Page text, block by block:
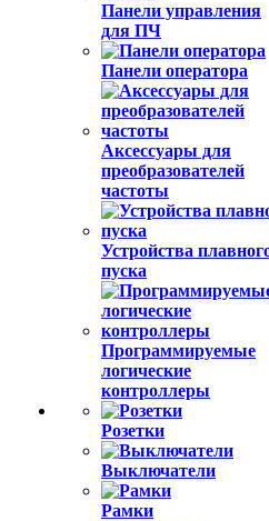
Панели управления
для ПЧ
Панели оператора
Аксессуары для
преобразователей
частоты
Устройства
пуска
Программируемые
логические
контроллеры
Розетки
Выключатели
Рамки